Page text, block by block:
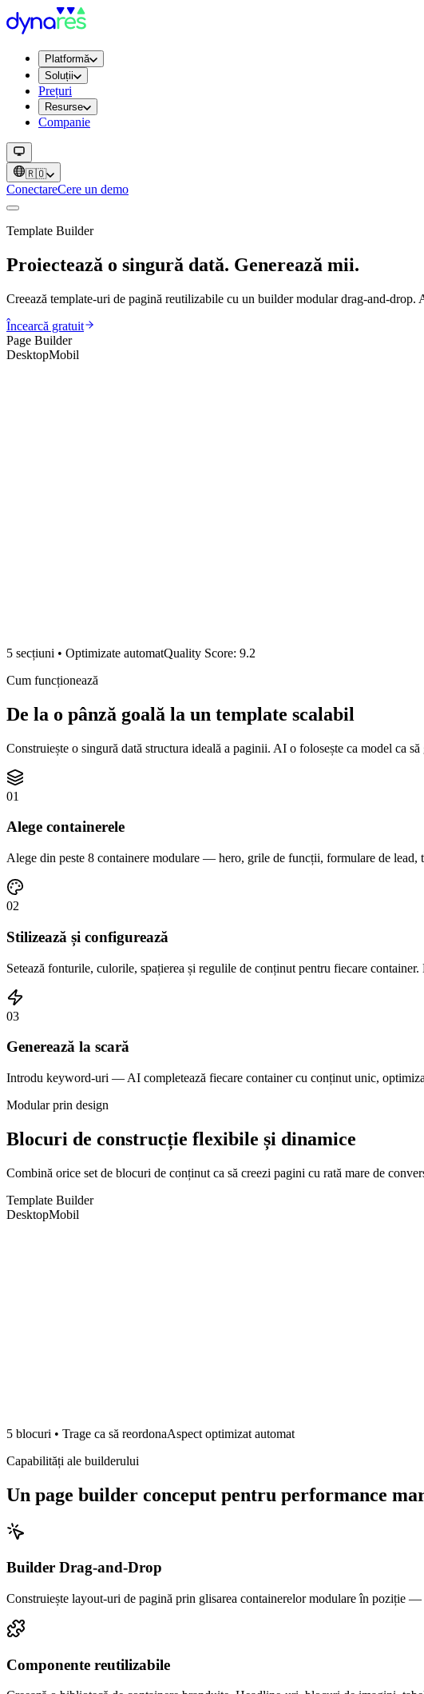
Platformă
Soluții
Prețuri
Resurse
Companie
🇷🇴
ConectareCere un demo
Template Builder
Proiectează o singură dată. Generează mii.
Creează template-uri de pagină reutilizabile cu un builder modular drag-and-
Încearcă gratuit
Page Builder
DesktopMobil
5 secțiuni • Optimizate automatQuality Score: 9.2
Cum funcționează
De la o pânză goală la un template scalabil
Construiește o singură dată structura ideală a paginii. AI o folosește ca model ca
01
Alege containerele
Alege din peste 8 containere modulare — hero, grile de funcții, formulare de
02
Stilizează și configurează
Setează fonturile, culorile, spațierea și regulile de conținut pentru fiecare
03
Generează la scară
Introdu keyword-uri — AI completează fiecare container cu conținut unic,
Modular prin design
Blocuri de construcție flexibile și dinamice
Combină orice set de blocuri de conținut ca să creezi pagini cu rată mare de
Template Builder
DesktopMobil
5 blocuri • Trage ca să reordonaAspect optimizat automat
Capabilități ale builderului
Un page builder conceput pentru performance
Builder Drag-and-Drop
Construiește layout-uri de pagină prin glisarea containerelor modulare în poziție
Componente reutilizabile